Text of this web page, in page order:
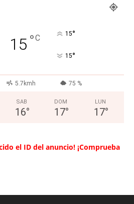
15 °C 15°
15°
5.7kmh 75 %
SAB
16°
DOM
17°
LUN
17°
el ID del anuncio! ¡Comprueba